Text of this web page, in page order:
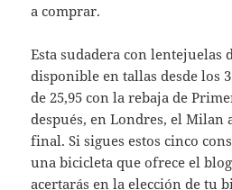
a comprar.
Esta sudadera con lentejuelas
disponible en tallas desde los
de 25,95 con la rebaja de
después, en Londres, el Milan
final. Si sigues estos cinco
una bicicleta que ofrece el
acertarás en la elección de tu